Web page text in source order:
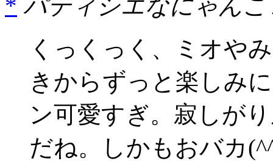
* パティシエなにゃんこ
くっくっく、ミオや
きからずっと楽しみ
ン可愛すぎ。寂しが
だね。しかもおバカ